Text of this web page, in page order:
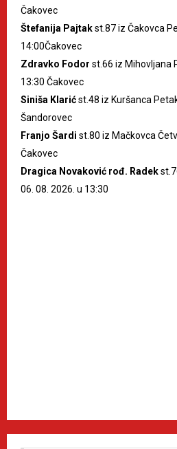
Čakovec
Štefanija Pajtakst.87 iz Čakovca
14:00Čakovec
Zdravko Fodor st.66 iz Mihovljana
13:30 Čakovec
Siniša Klarićst.48 iz Kuršanca
Šandorovec
Franjo Šardi st.80 iz Mačkovca
Čakovec
Dragica Novaković rođ. Radek
06. 08. 2026. u 13:30